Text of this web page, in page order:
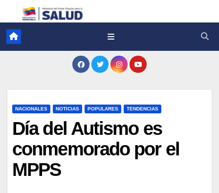
NACIONALES NOTICIAS POPULARES TENDENCIAS
Día del Autismo es
conmemorado por el
MPPS